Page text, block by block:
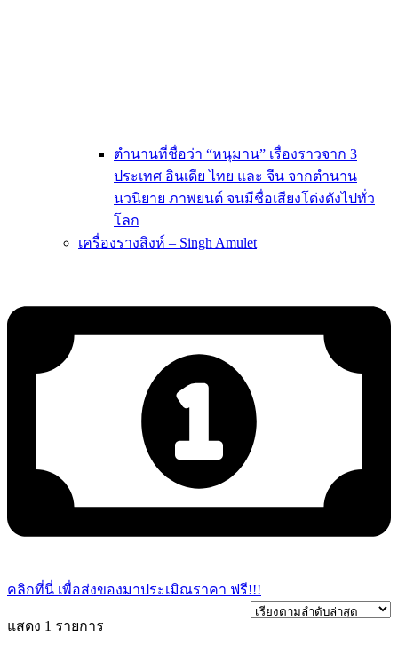
ตำนานที่ชื่อว่า “หนุมาน” เรื่องราวจาก 3
ประเทศ อินเดีย ไทย และ จีน จากตำนาน
นวนิยาย ภาพยนต์ จนมีชื่อเสียงโด่งดังไปทั่ว
โลก
เครื่องรางสิงห์ – Singh Amulet
คลิกที่นี่ เพื่อส่งของมาประเมิณราคา ฟรี!!!
แสดง 1 รายการ